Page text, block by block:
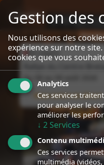
sport event
Specialiste Porsche Rallye
En cours
Du
Nous suivre en direct
Gestion des
Nous utilisons des
expérience sur notre
cookies que vous
Analytics
Ces services
pour analyser le
améliorer les
↓ 2 Services
Contenu
Ces services
multimédia